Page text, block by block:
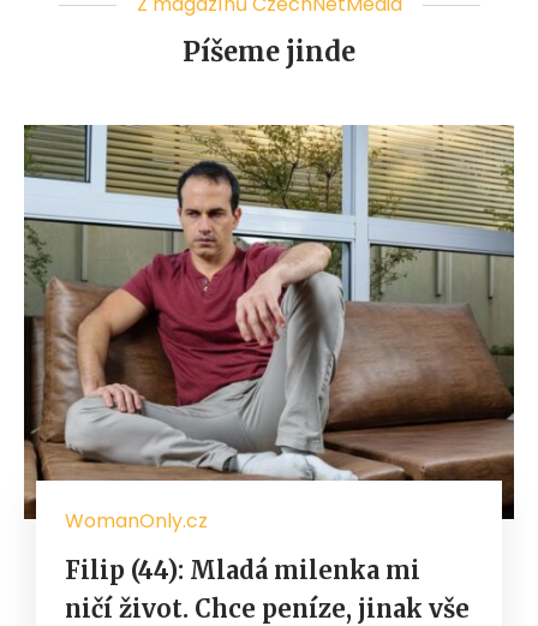
Píšeme jinde
WomanOnly.cz
Filip (44): Mladá milenka mi
ničí život. Chce peníze, jinak vše